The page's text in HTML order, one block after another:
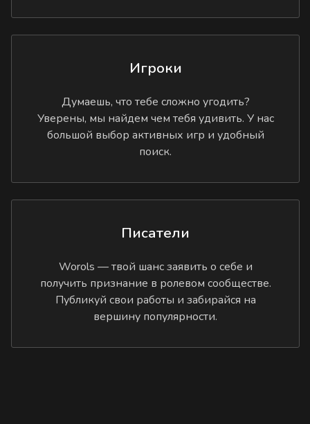
Игроки
Думаешь, что тебе сложно угодить?
Уверены, мы найдем чем тебя удивить. У нас
большой выбор активных игр и удобный
поиск.
Писатели
Worols — твой шанс заявить о себе и
получить признание в ролевом сообществе.
Публикуй свои работы и забирайся на
вершину популярности.